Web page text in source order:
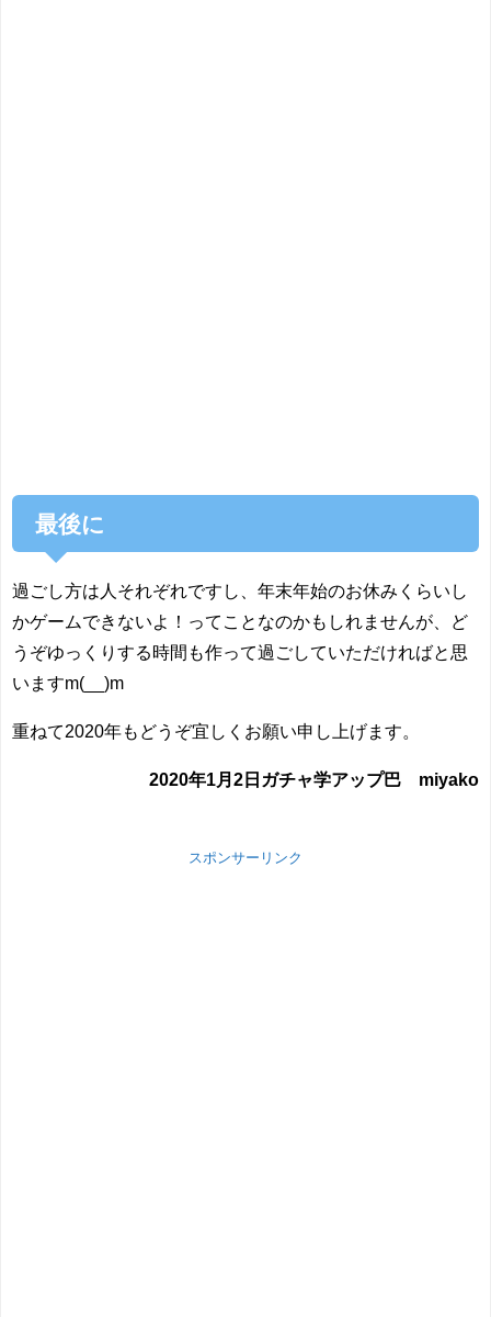
最後に
過ごし方は人それぞれですし、年末年始のお休みくらいし
かゲームできないよ！ってことなのかもしれませんが、ど
うぞゆっくりする時間も作って過ごしていただければと思
いますm(__)m
重ねて2020年もどうぞ宜しくお願い申し上げます。
2020年1月2日ガチャ学アップ巴 miyako
スポンサーリンク